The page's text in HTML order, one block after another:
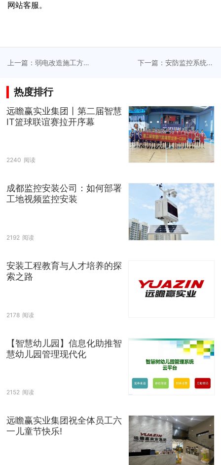
网站客服。
上一篇：弱电改造施工方
机
下一篇：安防监控系统共
热度排行
远瞻赢实业集团丨第二届智慧
IT篮球联谊赛拉开序幕
2240 阅读
成都监控安装公司：如何部署
工地视频监控安装
2192 阅读
安装工程教育与人才培养的探
索之路
2178 阅读
【智慧幼儿园】信息化助推智
慧幼儿园管理现代化
2152 阅读
远瞻赢实业集团祝全体员工六
一儿童节快乐!